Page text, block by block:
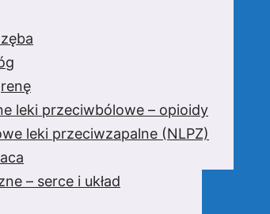
leki przeciwbólowe – opioidy
leki przeciwzapalne (NLPZ)
– serce i układ